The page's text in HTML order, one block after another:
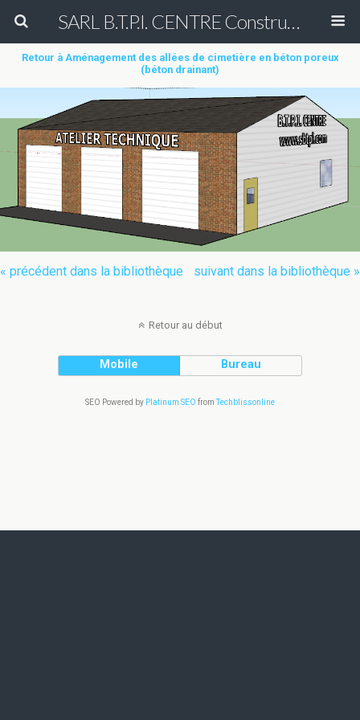
SARL B.T.P.I. CENTRE Construction et Rénovation de court de tennis en béton poreux Peinture entretien réparation nettoyage démoussage de terrain de tennis & Aménagement des allées de cimetière en béton poreux (béton drainant)
Retour à Aménagement des allées de cimetière en béton poreux
(béton drainant)
« précédent dans la bibliothèque suivant dans la bibliothèque »
Retour au début
Mobile Bureau
SEO Powered by Platinum SEO fromTechblissonline